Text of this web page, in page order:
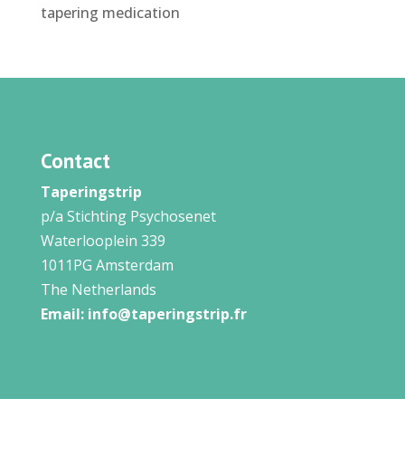
tapering medication
Contact
Taperingstrip
p/a Stichting Psychosenet
Waterlooplein 339
1011PG Amsterdam
The Netherlands
Email: info@taperingstrip.fr